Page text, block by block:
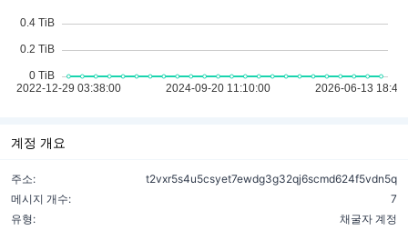
계정 개요
주소:
t2vxr5s4u5csyet7ewdg3g32qj6scmd624f5vdn5q
메시지 개수:
7
유형:
채굴자 계정